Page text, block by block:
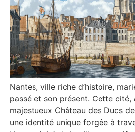
Nantes, ville riche d’histoire,
passé et son présent. Cette cité,
majestueux Château des Ducs
une identité unique forgée à